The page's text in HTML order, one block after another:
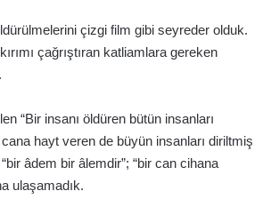
çizgi film gibi seyreder olduk.
çağrıştıran katliamlara gereken
“Bir insanı öldüren bütün insanları
hayt veren de büyün insanları diriltmiş
âdem bir âlemdir”; “bir can cihana
ulaşamadık.